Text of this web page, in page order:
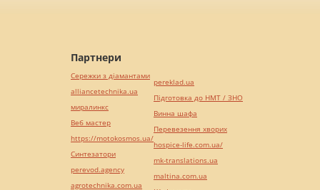
Партнери
Сережки з діамантами
alliancetechnika.ua
миралинкс
Веб мастер
https://motokosmos.ua/
Синтезатори
perevod.agency
agrotechnika.com.ua
pereklad.ua
Підготовка до НМТ / ЗНО
Винна шафа
Перевезення хворих
hospice-life.com.ua/
mk-translations.ua
maltina.com.ua